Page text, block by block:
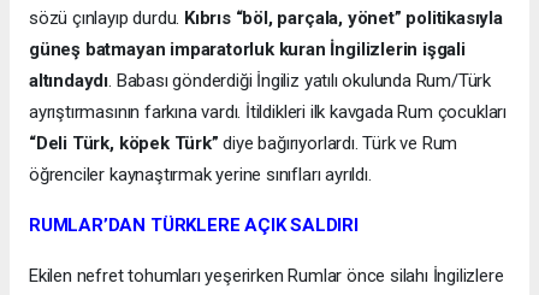
sözü çınlayıp durdu. Kıbrıs “böl, parçala, yönet” politikasıyla
güneş batmayan imparatorluk kuran İngilizlerin işgali
altındaydı. Babası gönderdiği İngiliz yatılı okulunda Rum/Türk
ayrıştırmasının farkına vardı. İtildikleri ilk kavgada Rum çocukları
“Deli Türk, köpek Türk” diye bağırıyorlardı. Türk ve Rum
öğrenciler kaynaştırmak yerine sınıfları ayrıldı.
RUMLAR’DAN TÜRKLERE AÇIK SALDIRI
Ekilen nefret tohumları yeşerirken Rumlar önce silahı İngilizlere